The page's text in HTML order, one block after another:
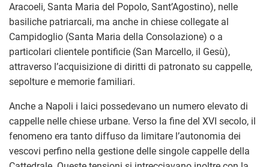
Aracoeli, Santa Maria del Popolo, Sant’Agostino), nelle
basiliche patriarcali, ma anche in chiese collegate al
Campidoglio (Santa Maria della Consolazione) o a
particolari clientele pontificie (San Marcello, il Gesù),
attraverso l’acquisizione di diritti di patronato su cappelle,
sepolture e memorie familiari.
Anche a Napoli i laici possedevano un numero elevato di
cappelle nelle chiese urbane. Verso la fine del XVI secolo, il
fenomeno era tanto diffuso da limitare l’autonomia dei
vescovi perfino nella gestione delle singole cappelle della